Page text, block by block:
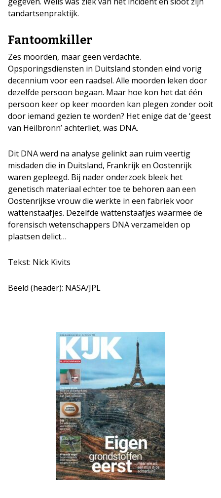
tandartsenpraktijk.
Fantoomkiller
Zes moorden, maar geen verdachte.
Opsporingsdiensten in Duitsland stonden eind vorig
decennium voor een raadsel. Alle moorden leken door
dezelfde persoon begaan. Maar hoe kon het dat één
persoon keer op keer moorden kan plegen zonder ooit
door iemand gezien te worden? Het enige dat de ‘geest
van Heilbronn’ achterliet, was DNA.
Dit DNA werd na analyse gelinkt aan ruim veertig
misdaden die in Duitsland, Frankrijk en Oostenrijk
waren gepleegd. Bij nader onderzoek bleek het
genetisch materiaal echter toe te behoren aan een
Oostenrijkse vrouw die werkte in een fabriek voor
wattenstaafjes. Dezelfde wattenstaafjes waarmee de
forensisch wetenschappers DNA verzamelden op
plaatsen delict…
Tekst: Nick Kivits
Beeld (header): NASA/JPL